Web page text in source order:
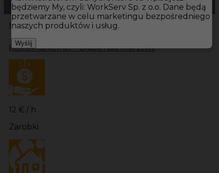
Hotistin Oferty pracyKelner Bastad
Kelnerka/kelner - praca nad morzem!
12 € / h
Zarobki
będziemy My, czyli: WorkServ Sp. z o.o. Dane będą
przetwarzane w celu marketingu bezpośredniego
naszych produktów i usług.
Wyślij